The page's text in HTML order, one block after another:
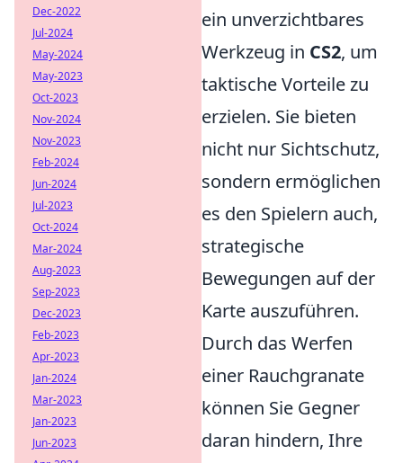
ein unverzichtbares
Werkzeug in CS2, um
taktische Vorteile zu
erzielen. Sie bieten
nicht nur Sichtschutz,
sondern ermöglichen
es den Spielern auch,
strategische
Bewegungen auf der
Karte auszuführen.
Durch das Werfen
einer Rauchgranate
können Sie Gegner
daran hindern, Ihre
Dec-2022
Jul-2024
May-2024
May-2023
Oct-2023
Nov-2024
Nov-2023
Feb-2024
Jun-2024
Jul-2023
Oct-2024
Mar-2024
Aug-2023
Sep-2023
Dec-2023
Feb-2023
Apr-2023
Jan-2024
Mar-2023
Jan-2023
Jun-2023